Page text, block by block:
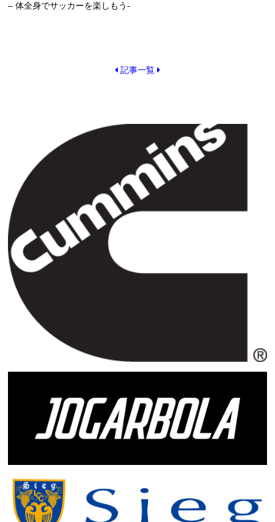
– 体全身でサッカーを楽しもう-
記事一覧